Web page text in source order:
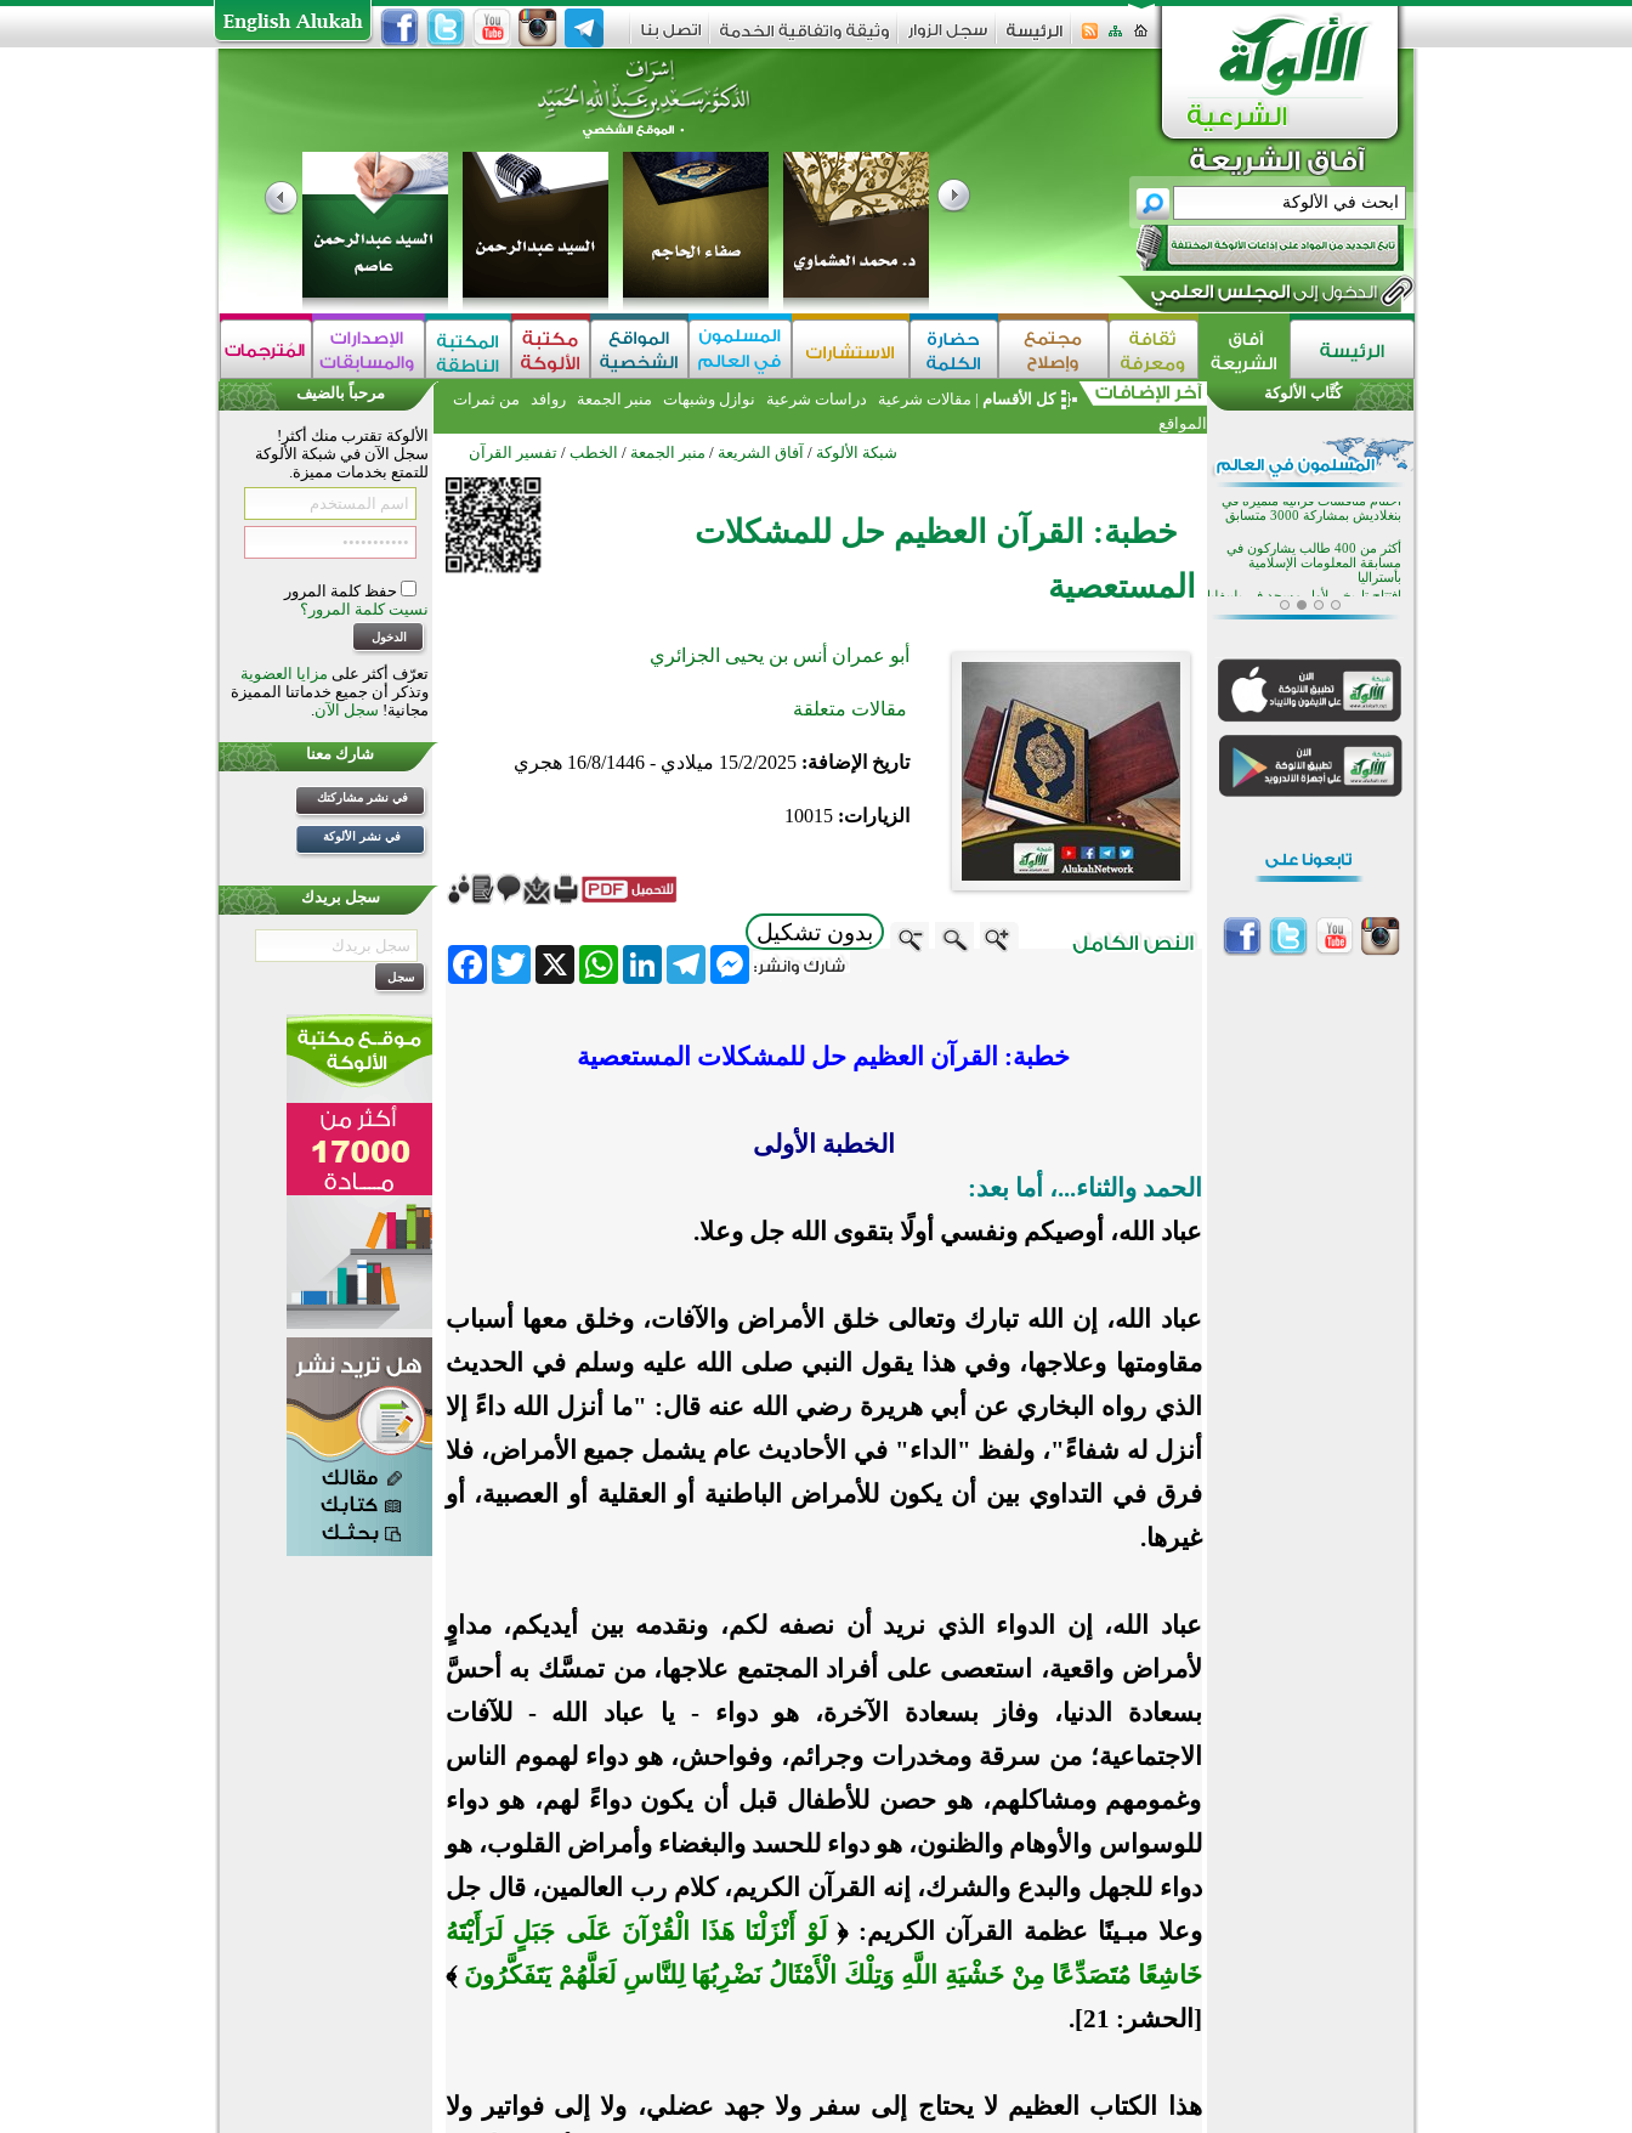
كل الأقسام | مقالات شرعية دراسات شرعية نوازل وشبهات منبر الجمعة روافد
من ثمرات
المواقع
شبكة الألوكة / آفاق الشريعة / منبر الجمعة / الخطب / تفسير القرآن
خطبة: القرآن العظيم حل للمشكلات
المستعصية
أبو عمران أنس بن يحيى الجزائري
مقالات متعلقة
تاريخ الإضافة:15/2/2025 ميلادي - 16/8/1446 هجري
الزيارات:10015
بدون تشكيل
FacebookTwitter X
WhatsAppLinkedInTelegram
Messenger
خطبة: القرآن العظيم حل للمشكلات المستعصية
الخطبة الأولى
الحمد والثناء...، أما بعد:
عباد الله، أوصيكم ونفسي أولًا بتقوى الله جل وعلا.
عباد الله، إن الله تبارك وتعالى خلق الأمراض والآفات، وخلق معها أسباب
مقاومتها وعلاجها، وفي هذا يقول النبي صلى الله عليه وسلم في الحديث
الذي رواه البخاري عن أبي هريرة رضي الله عنه قال: "ما أنزل الله داءً إلا
أنزل له شفاءً"، ولفظ "الداء" في الأحاديث عام يشمل جميع الأمراض، فلا
فرق في التداوي بين أن يكون للأمراض الباطنية أو العقلية أو العصبية، أو
غيرها.
عباد الله، إن الدواء الذي نريد أن نصفه لكم، ونقدمه بين أيديكم، مداوٍ
لأمراض واقعية، استعصى على أفراد المجتمع علاجها، من تمسَّك به أحسَّ
بسعادة الدنيا، وفاز بسعادة الآخرة، هو دواء - يا عباد الله - للآفات
الاجتماعية؛ من سرقة ومخدرات وجرائم، وفواحش، هو دواء لهموم الناس
وغمومهم ومشاكلهم، هو حصن للأطفال قبل أن يكون دواءً لهم، هو دواء
للوسواس والأوهام والظنون، هو دواء للحسد والبغضاء وأمراض القلوب، هو
دواء للجهل والبدع والشرك، إنه القرآن الكريم، كلام رب العالمين، قال جل
وعلا مبـينًا عظمة القرآن الكريم: ﴿لَوْ أَنْزَلْنَا هَذَا الْقُرْآنَ عَلَى جَبَلٍ لَرَأَيْتَهُ
خَاشِعًا مُتَصَدِّعًا مِنْ خَشْيَةِ اللَّهِ وَتِلْكَ الْأَمْثَالُ نَضْرِبُهَا لِلنَّاسِ لَعَلَّهُمْ يَتَفَكَّرُونَ ﴾
[الحشر: 21].
هذا الكتاب العظيم لا يحتاج إلى سفر ولا جهد عضلي، ولا إلى فواتير ولا
مرحباً بالضيف
الألوكة تقترب منك أكثر!
سجل الآن في شبكة الألوكة
للتمتع بخدمات مميزة.
حفظ كلمة المرور
نسيت كلمة المرور؟
تعرّف أكثر على مزايا العضوية
وتذكر أن جميع خدماتنا المميزة
مجانية! سجل الآن.
شارك معنا
في نشر مشاركتك
في نشر الألوكة
سجل بريدك
كُتَّاب الألوكة
اختتام الدورة التاسعة لمسابقة حفظ
وتلاوة القرآن الكريم في أزناكاييف
تيسليتش تختتم برنامجا تعليميا لتعزيز
القيم وبناء الشخصية للشباب
المسلمين
اختتام منافسات قرآنية متميزة في
أكثر من 400 طالب يشاركون في
مسابقة المعلومات الإسلامية
بأستراليا
افتتاح تاريخي لأول مسجد في بلييفليا
بالجبل الأسود منذ أكثر من قرن
منطقة ريبوفسي تحتفل بميلاد
مسجد جديد في أجواء إيمانية مميزة
أكبر مشروع إسلامي في ريف
أستراليا يفتتح أبوابه بعد سنوات من
الصيفية للمسلمين في بينزا
وساراتوف وموردوفيا هذا العام
اختتام الدورة التاسعة لمسابقة حفظ
وتلاوة القرآن الكريم في أزناكاييف
تيسليتش تختتم برنامجا تعليميا لتعزيز
القيم وبناء الشخصية للشباب
المسلمين
اختتام منافسات قرآنية متميزة في
مسابقة المعلومات الإسلامية